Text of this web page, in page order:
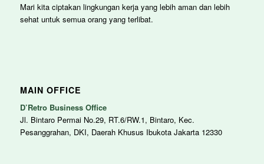
Mari kita ciptakan lingkungan kerja yang lebih aman dan lebih
sehat untuk semua orang yang terlibat.
MAIN OFFICE
D’Retro Business Office
Jl. Bintaro Permai No.29, RT.6/RW.1, Bintaro, Kec.
Pesanggrahan, DKI, Daerah Khusus Ibukota Jakarta 12330